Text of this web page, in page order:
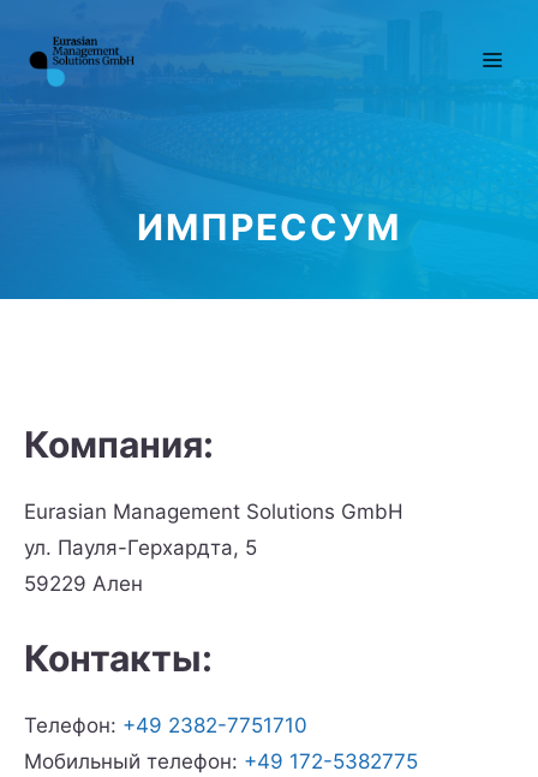
содержимому
ИМПРЕССУМ
Компания:
Eurasian Management Solutions GmbH
ул. Пауля-Герхардта, 5
59229 Ален
Контакты:
Телефон: +49 2382-7751710
Мобильный телефон: +49 172-5382775